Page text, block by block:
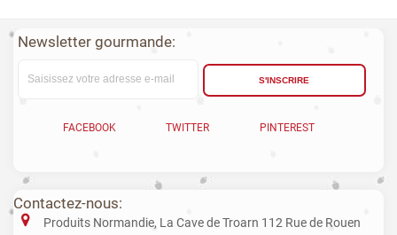
Newsletter gourmande:
S'INSCRIRE
FACEBOOK TWITTER PINTEREST
Contactez-nous:
Produits Normandie, La Cave de Troarn 112 Rue de Rouen